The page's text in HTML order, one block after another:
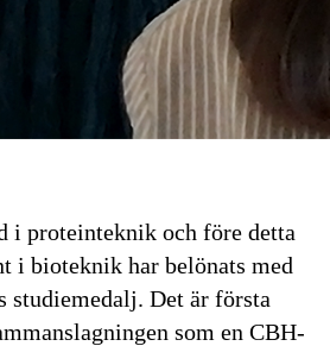
i proteinteknik och före detta
i bioteknik har belönats med
studiemedalj. Det är första
som en CBH-